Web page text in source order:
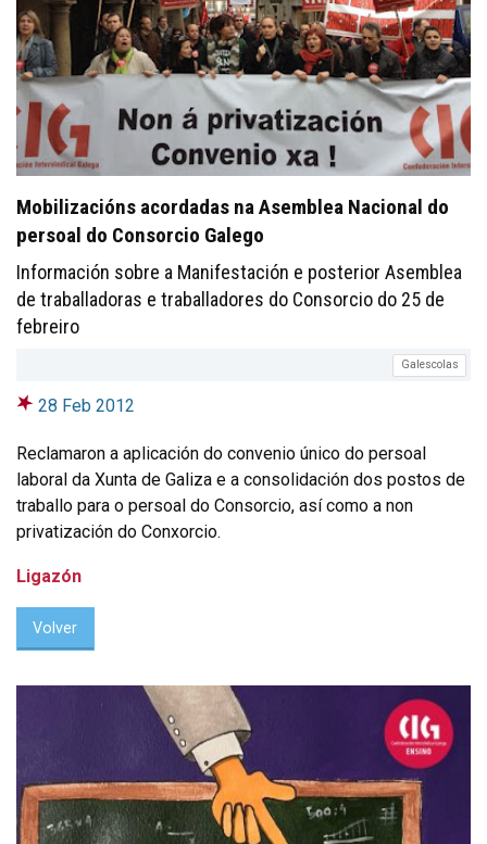
Mobilizacións acordadas na Asemblea Nacional do
persoal do Consorcio Galego
Información sobre a Manifestación e posterior Asemblea
de traballadoras e traballadores do Consorcio do 25 de
febreiro
Galescolas
28 Feb 2012
Reclamaron a aplicación do convenio único do persoal
laboral da Xunta de Galiza e a consolidación dos postos de
traballo para o persoal do Consorcio, así como a non
privatización do Conxorcio.
Ligazón
Volver